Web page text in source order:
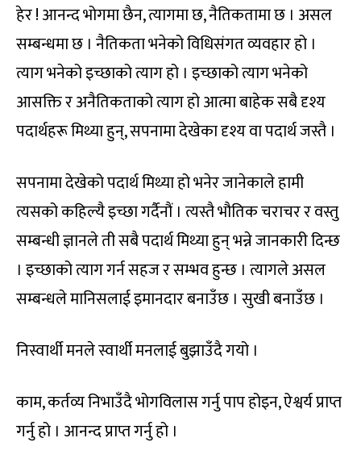
हेर ! आनन्द भोगमा छैन, त्यागमा छ, नैतिकतामा छ । असल
सम्बन्धमा छ । नैतिकता भनेको विधिसंगत व्यवहार हो ।
त्याग भनेको इच्छाको त्याग हो । इच्छाको त्याग भनेको
आसक्ति र अनैतिकताको त्याग हो आत्मा बाहेक सबै दृश्य
पदार्थहरू मिथ्या हुन्, सपनामा देखेका दृश्य वा पदार्थ जस्तै ।
सपनामा देखेको पदार्थ मिथ्या हो भनेर जानेकाले हामी
त्यसको कहिल्यै इच्छा गर्दैनौं । त्यस्तै भौतिक चराचर र वस्तु
सम्बन्धी ज्ञानले ती सबै पदार्थ मिथ्या हुन् भन्ने जानकारी दिन्छ
। इच्छाको त्याग गर्न सहज र सम्भव हुन्छ । त्यागले असल
सम्बन्धले मानिसलाई इमानदार बनाउँछ । सुखी बनाउँछ ।
निस्वार्थी मनले स्वार्थी मनलाई बुझाउँदै गयो ।
काम, कर्तव्य निभाउँदै भोगविलास गर्नु पाप होइन, ऐश्वर्य प्राप्त
गर्नु हो । आनन्द प्राप्त गर्नु हो ।